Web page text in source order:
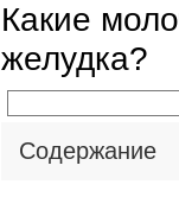
Какие
желудка?
Содержание